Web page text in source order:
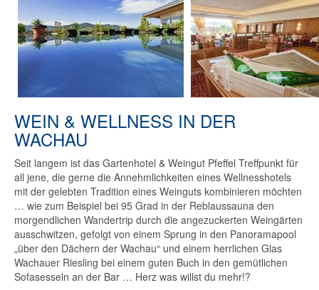
WEIN & WELLNESS IN DER
WACHAU
Seit langem ist das Gartenhotel & Weingut Pfeffel Treffpunkt für
all jene, die gerne die Annehmlichkeiten eines Wellnesshotels
mit der gelebten Tradition eines Weinguts kombinieren möchten
… wie zum Beispiel bei 95 Grad in der Reblaussauna den
morgendlichen Wandertrip durch die angezuckerten Weingärten
ausschwitzen, gefolgt von einem Sprung in den Panoramapool
„über den Dächern der Wachau“ und einem herrlichen Glas
Wachauer Riesling bei einem guten Buch in den gemütlichen
Sofasesseln an der Bar … Herz was willst du mehr!?